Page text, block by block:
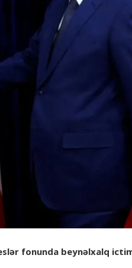
fonunda beynəlxalq